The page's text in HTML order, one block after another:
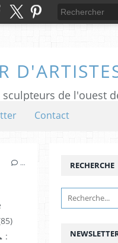
de l'ouest
Contact
…
:
RECHERCHE